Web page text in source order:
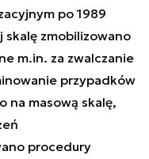
po 1989
skalę zmobilizowano
m.in. za zwalczanie
przypadków
na masową skalę,
procedury